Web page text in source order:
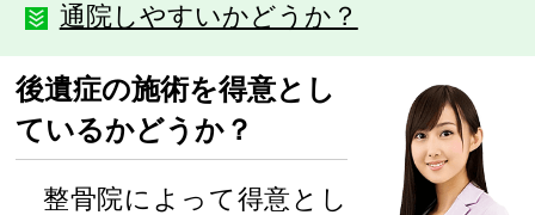
通院しやすいかどうか？
後遺症の施術を得意とし
ているかどうか？
整骨院によって得意とし